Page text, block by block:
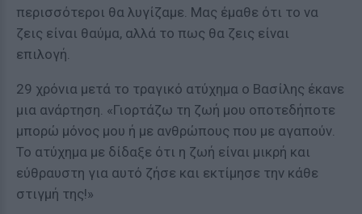
περισσότεροι θα λυγίζαμε. Μας έμαθε ότι το να
ζεις είναι θαύμα, αλλά το πως θα ζεις είναι
επιλογή.
29 χρόνια μετά το τραγικό ατύχημα ο Βασίλης έκανε
μια ανάρτηση. «Γιορτάζω τη ζωή μου οποτεδήποτε
μπορώ μόνος μου ή με ανθρώπους που με αγαπούν.
Το ατύχημα με δίδαξε ότι η ζωή είναι μικρή και
εύθραυστη για αυτό ζήσε και εκτίμησε την κάθε
στιγμή της!»